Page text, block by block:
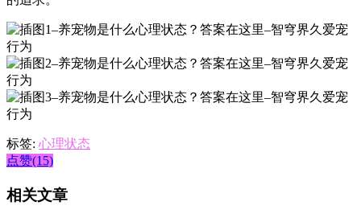
标签: 心理状态
点赞(15)
相关文章